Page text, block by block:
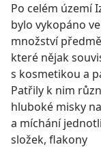
Po celém území
bylo vykopáno
množství
které nějak
s kosmetikou a
Patřily k nim
hluboké misky
a míchání
složek, flakony